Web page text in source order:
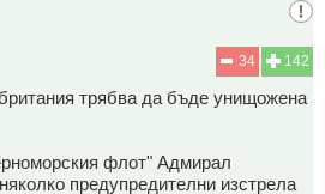
142
34
трябва да бъде унищожена
флот" Адмирал
предупредителни изстрела